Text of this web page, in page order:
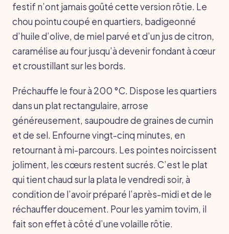
festif n’ont jamais goûté cette version rôtie. Le
chou pointu coupé en quartiers, badigeonné
d’huile d’olive, de miel parvé et d’un jus de citron,
caramélise au four jusqu’à devenir fondant à cœur
et croustillant sur les bords.
Préchauffe le four à 200 °C. Dispose les quartiers
dans un plat rectangulaire, arrose
généreusement, saupoudre de graines de cumin
et de sel. Enfourne vingt-cinq minutes, en
retournant à mi-parcours. Les pointes noircissent
joliment, les cœurs restent sucrés. C’est le plat
qui tient chaud sur la plata le vendredi soir, à
condition de l’avoir préparé l’après-midi et de le
réchauffer doucement. Pour les yamim tovim, il
fait son effet à côté d’une volaille rôtie.